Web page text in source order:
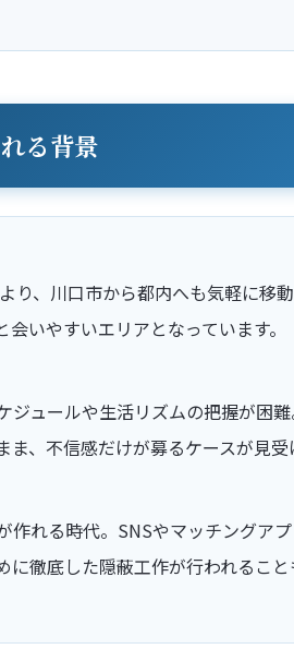
る背景
り、川口市から都内へも気軽に移
いやすいエリアとなっています。
ジュールや生活リズムの把握が困
、不信感だけが募るケースが見受
作れる時代。SNSやマッチングア
に徹底した隠蔽工作が行われるこ